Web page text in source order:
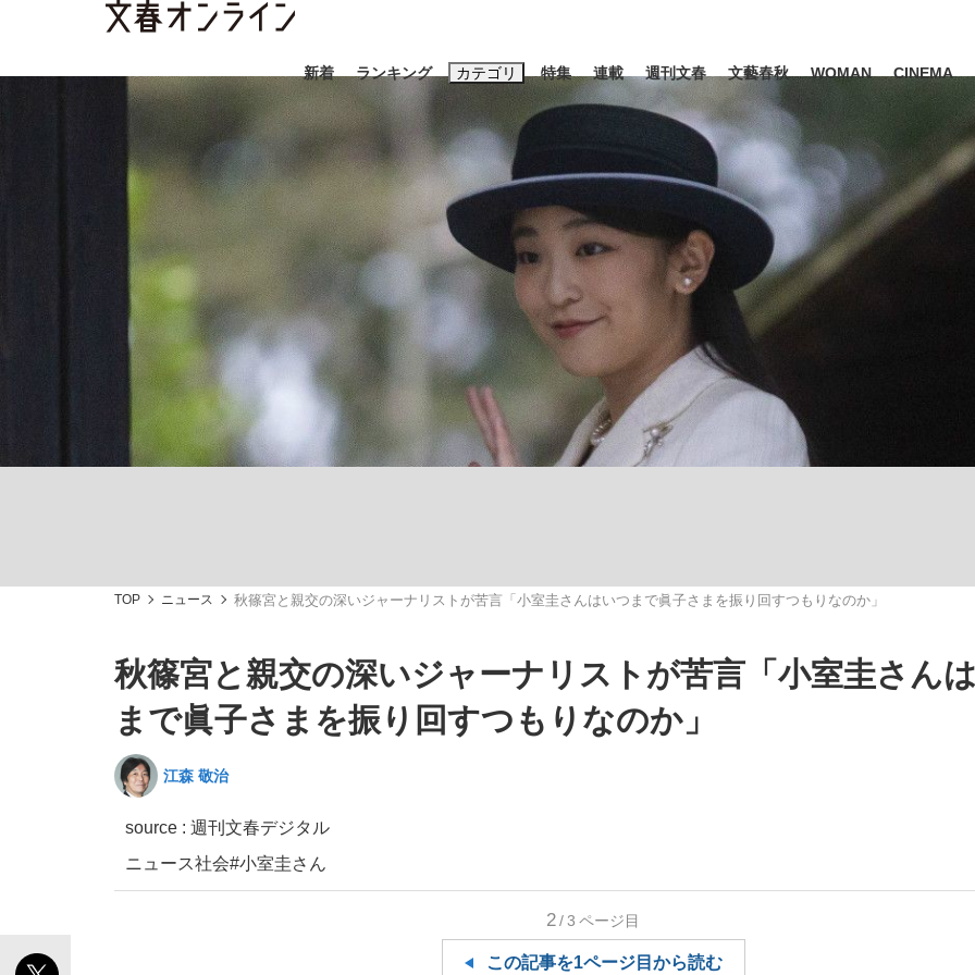
新着 ランキング カテゴリ
スクープ ニュース ライフ
《BTS厳戒トーキョー滞在記》RM→渋谷で飲み会、JIN→伊豆の... 「90%は失敗する。でも…
「最悪の空気のまま解散」WBC日本代表“敗戦”の真実 選手が明かす... 「敗因分析は一切聞かれな
特集
終戦から81年
私のあのとき、私のいま
連載 週刊文春 文藝春秋 WOMAN CINEMA
キーワード入力
おすすめのキーワードタグ一覧
#藤田晋 #三山凌輝 #高市早苗 #後藤真希 #森岡毅 #城彰二
#玉木雄一郎
#亀和田武
TOP ニュース 秋篠宮と親交の深いジャーナリストが苦言「小室圭さんはいつまで眞子さまを振り回すつもりなのか」
秋篠宮と親交の深いジャーナリストが苦言「小室圭さん
まで眞子さまを振り回すつもりなのか」
江森 敬治
source : 週刊文春デジタル
ニュース社会#小室圭さん
2/3 ページ目
この記事を1ページ目から読む